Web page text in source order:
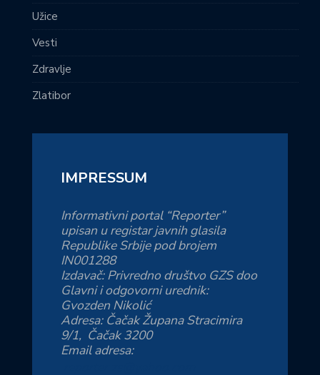
Užice
Vesti
Zdravlje
Zlatibor
IMPRESSUM
Informativni portal “Reporter”
upisan u registar javnih glasila
Republike Srbije pod brojem
IN001288
Izdavač: Privredno društvo GZS doo
Glavni i odgovorni urednik:
Gvozden Nikolić
Adresa: Čačak Župana Stracimira
9/1, Čačak 3200
Email adresa: